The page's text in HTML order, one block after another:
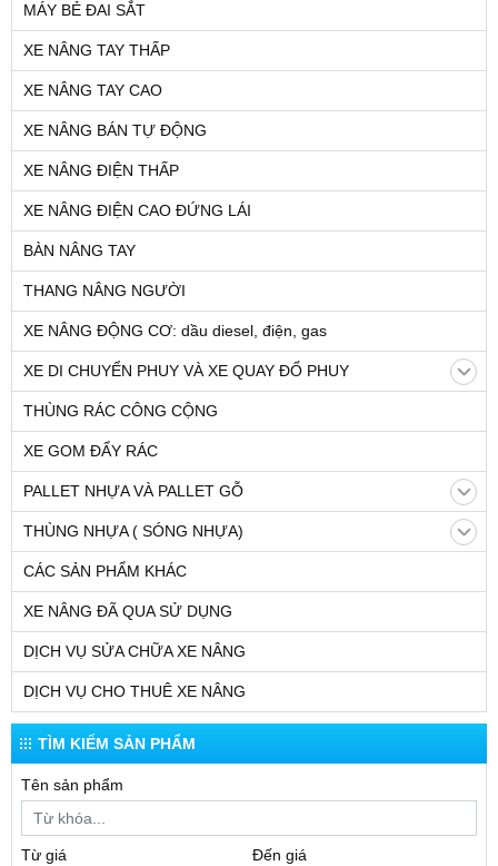
MÁY BẺ ĐAI SẮT
XE NÂNG TAY THẤP
XE NÂNG TAY CAO
XE NÂNG BÁN TỰ ĐỘNG
XE NÂNG ĐIỆN THẤP
XE NÂNG ĐIỆN CAO ĐỨNG LÁI
BÀN NÂNG TAY
THANG NÂNG NGƯỜI
XE NÂNG ĐỘNG CƠ: dầu diesel, điện, gas
XE DI CHUYỂN PHUY VÀ XE QUAY ĐỔ PHUY
THÙNG RÁC CÔNG CỘNG
XE GOM ĐẨY RÁC
PALLET NHỰA VÀ PALLET GỖ
THÙNG NHỰA ( SÓNG NHỰA)
CÁC SẢN PHẨM KHÁC
XE NÂNG ĐÃ QUA SỬ DỤNG
DỊCH VỤ SỬA CHỮA XE NÂNG
DỊCH VỤ CHO THUÊ XE NÂNG
TÌM KIẾM SẢN PHẨM
Tên sản phẩm
Từ giá Đến giá